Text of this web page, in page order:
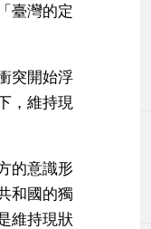
臺灣的定
突開始浮
，維持現
的意識形
和國的獨
維持現狀